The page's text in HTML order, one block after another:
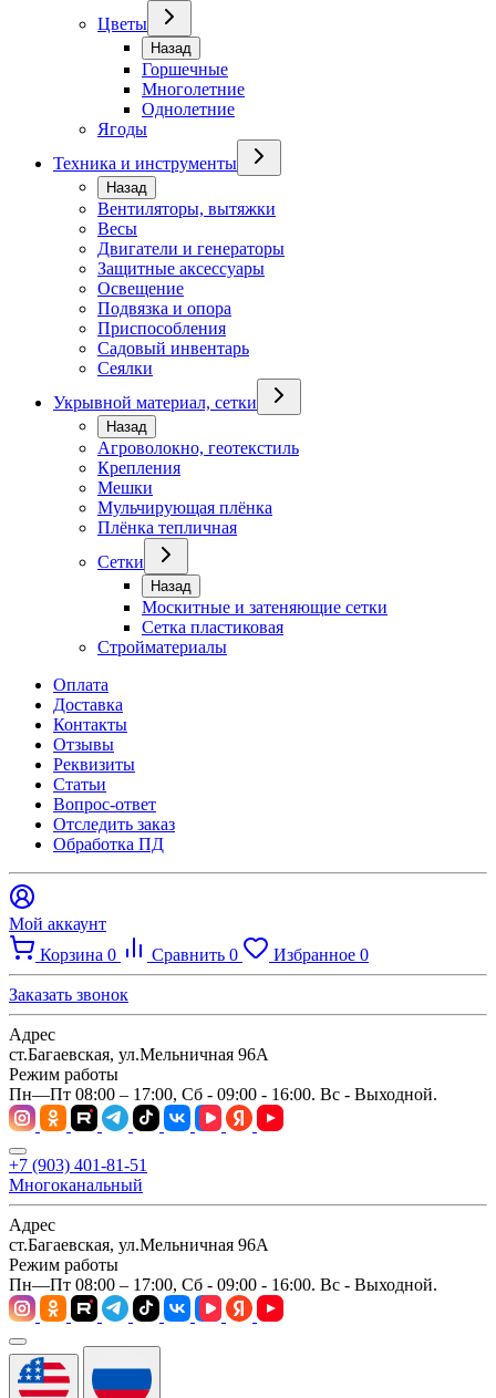
Цветы
Назад
Горшечные
Многолетние
Однолетние
Ягоды
Техника и инструменты
Назад
Вентиляторы, вытяжки
Весы
Двигатели и генераторы
Защитные аксессуары
Освещение
Подвязка и опора
Приспособления
Садовый инвентарь
Сеялки
Укрывной материал, сетки
Назад
Агроволокно, геотекстиль
Крепления
Мешки
Мульчирующая плёнка
Плёнка тепличная
Сетки
Назад
Москитные и затеняющие сетки
Сетка пластиковая
Стройматериалы
Оплата
Доставка
Контакты
Отзывы
Реквизиты
Статьи
Вопрос-ответ
Отследить заказ
Обработка ПД
Мой аккаунт
Корзина 0 Сравнить 0 Избранное 0
Заказать звонок
Адрес
ст.Багаевская, ул.Мельничная 96А
Режим работы
Пн—Пт 08:00 – 17:00, Сб - 09:00 - 16:00. Вс - Выходной.
+7 (903) 401-81-51
Многоканальный
Адрес
ст.Багаевская, ул.Мельничная 96А
Режим работы
Пн—Пт 08:00 – 17:00, Сб - 09:00 - 16:00. Вс - Выходной.